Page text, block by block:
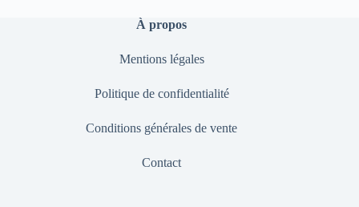
À propos
Mentions légales
Politique de confidentialité
Conditions générales de vente
Contact